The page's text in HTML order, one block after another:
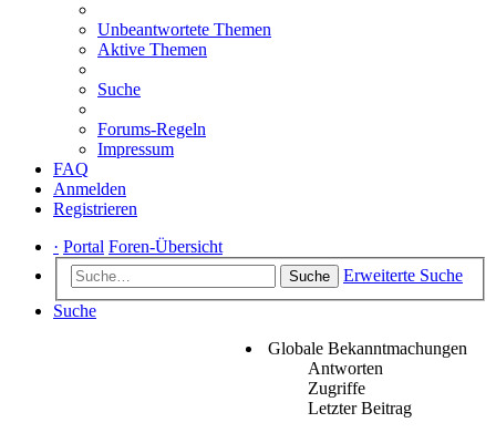
Unbeantwortete Themen
Aktive Themen
Suche
Forums-Regeln
Impressum
FAQ
Anmelden
Registrieren
· Portal Foren-Übersicht
Suche
Erweiterte Suche
Suche
Globale Bekanntmachungen
Antworten
Zugriffe
Letzter Beitrag